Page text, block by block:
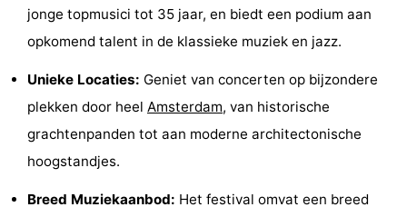
Kerken
Uitkijkpunten
Attracties
Rondvaarten
-
jonge topmusici tot 35 jaar, en biedt een podium aan
opkomend talent in de klassieke muziek en jazz.
Unieke Locaties: Geniet van concerten op bijzondere
plekken door heel Amsterdam, van historische
grachtenpanden tot aan moderne architectonische
hoogstandjes.
Breed Muziekaanbod: Het festival omvat een breed